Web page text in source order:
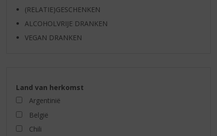
(RELATIE)GESCHENKEN
ALCOHOLVRIJE DRANKEN
VEGAN DRANKEN
Land van herkomst
Argentinië
België
Chili